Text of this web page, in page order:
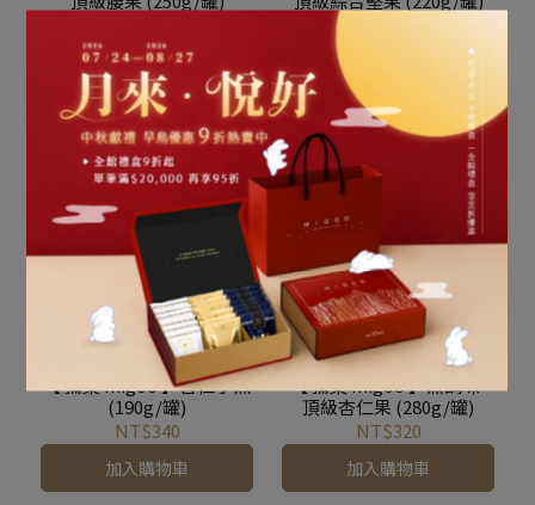
加入購物車
【 彌菓 migoo 】杏仁小魚
(190g/罐)
NT$340
加入購物車
【 彌菓 migoo 】無調味-
頂級杏仁果 (280g/罐)
NT$320
加入購物車